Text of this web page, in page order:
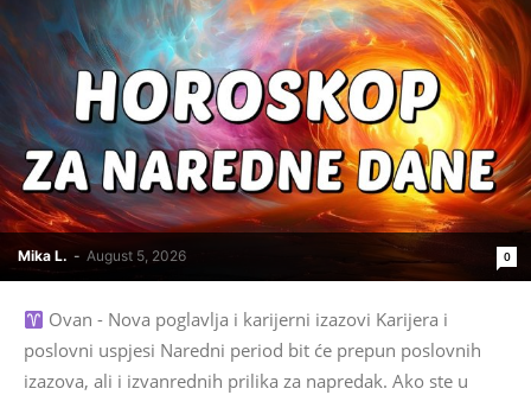
Mika L. - August 5, 2026 0
Ovan - Nova poglavlja i karijerni izazovi Karijera i
poslovni uspjesi Naredni period bit će prepun poslovnih
izazova, ali i izvanrednih prilika za napredak. Ako ste u